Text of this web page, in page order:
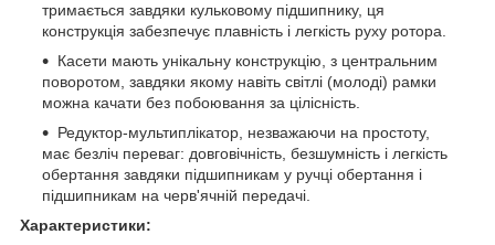
тримається завдяки кульковому підшипнику, ця
конструкція забезпечує плавність і легкість руху ротора.
Касети мають унікальну конструкцію, з центральним
поворотом, завдяки якому навіть світлі (молоді) рамки
можна качати без побоювання за цілісність.
Редуктор-мультиплікатор, незважаючи на простоту,
має безліч переваг: довговічність, безшумність і легкість
обертання завдяки підшипникам у ручці обертання і
підшипникам на черв'ячній передачі.
Характеристики: